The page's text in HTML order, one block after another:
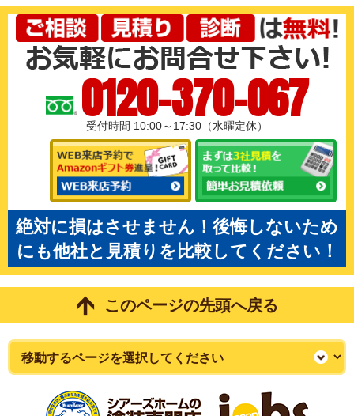
0120-370-067
受付時間 10:00～17:30（水曜定休）
絶対に損はさせません！後悔しないため
にも他社と見積りを比較してください！
このページの先頭へ戻る